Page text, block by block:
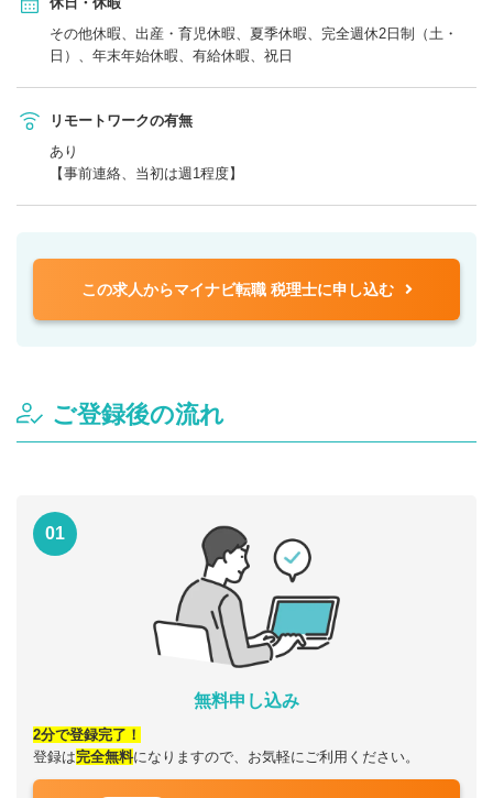
その他休暇、出産・育児休暇、夏季休暇、完全週休2日制（土・
日）、年末年始休暇、有給休暇、祝日
リモートワークの有無
あり
【事前連絡、当初は週1程度】
この求人からマイナビ転職 税理士に申し込む
ご登録後の流れ
01
無料申し込み
2分で登録完了！
登録は完全無料になりますので、お気軽にご利用ください。